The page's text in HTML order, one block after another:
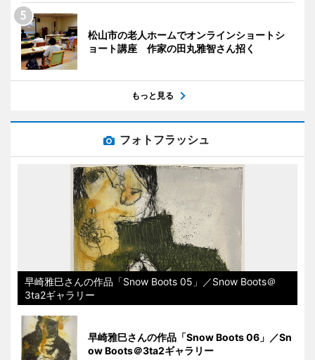
松山市の老人ホームでオンラインショートシ
ョート講座 作家の田丸雅智さん招く
もっと見る
フォトフラッシュ
早崎雅巳さんの作品「Snow Boots 05」／Snow Boots＠
3ta2ギャラリー
早崎雅巳さんの作品「Snow Boots 06」／Sn
ow Boots＠3ta2ギャラリー